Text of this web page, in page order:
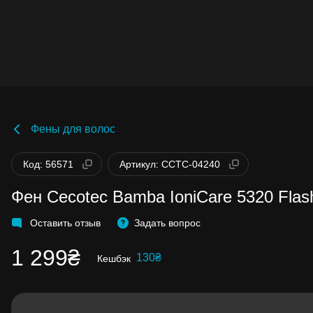
Фены для волос
Код: 56571 Артикул: CCTC-04240
Фен Cecotec Bamba IoniCare 5320
Оставить отзыв Задать вопрос
1 299₴ Кешбэк 130₴
дней после покупки.
Баланс можно проверить в личном
в разделе «Мои бонусы».
Накопленными бонусами можно
до 99% стоимости следующей покупки:
детальнее